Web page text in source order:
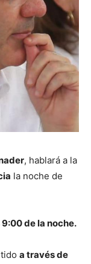
, hablará a la
la noche de
de la noche.
a través de